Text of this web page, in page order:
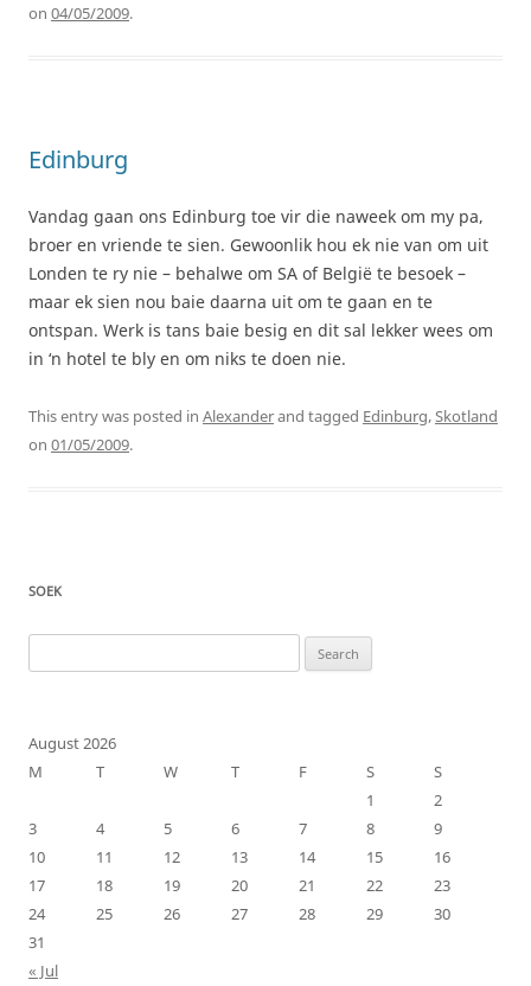
on 04/05/2009.
Edinburg
Vandag gaan ons Edinburg toe vir die naweek om my pa,
broer en vriende te sien. Gewoonlik hou ek nie van om uit
Londen te ry nie – behalwe om SA of België te besoek –
maar ek sien nou baie daarna uit om te gaan en te
ontspan. Werk is tans baie besig en dit sal lekker wees om
in ‘n hotel te bly en om niks te doen nie.
This entry was posted in Alexanderand tagged Edinburg,Skotland
on 01/05/2009.
SOEK
for:
August 2026
M
T W T F S
S
1
2
3
4 5 6 7 8
9
10
11 12 13 14 15
16
17
18 19 20 21 22
23
24
25 26 27 28 29
30
31
« Jul